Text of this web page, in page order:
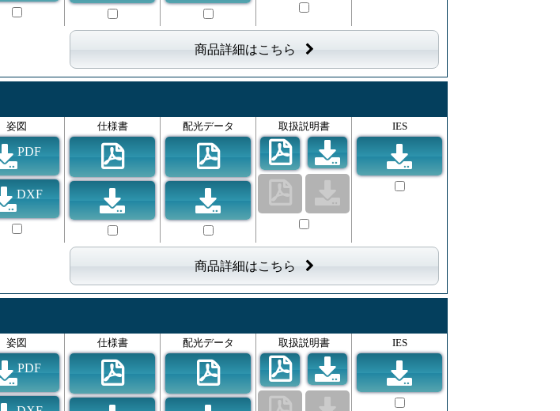
商品詳細はこちら
姿図
PDF
DXF
仕様書 配光データ 取扱説明書 IES
商品詳細はこちら
姿図
PDF
仕様書 配光データ 取扱説明書 IES